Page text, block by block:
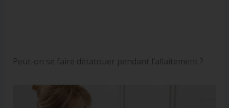
Peut-on se faire détatouer pendant l’allaitement ?